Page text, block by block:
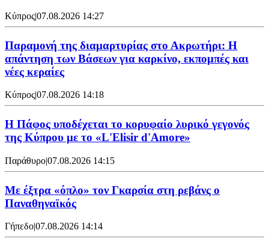
Κύπρος|07.08.2026 14:27
Παραμονή της διαμαρτυρίας στο Ακρωτήρι: Η
απάντηση των Βάσεων για καρκίνο, εκπομπές και
νέες κεραίες
Κύπρος|07.08.2026 14:18
Η Πάφος υποδέχεται το κορυφαίο λυρικό γεγονός
της Κύπρου με το «L'Elisir d'Amore»
Παράθυρο|07.08.2026 14:15
Mε έξτρα «όπλο» τον Γκαρσία στη ρεβάνς ο
Παναθηναϊκός
Γήπεδο|07.08.2026 14:14